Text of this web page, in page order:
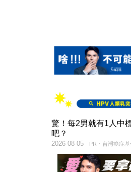
驚！每2男就有1人中
吧？
PR・台灣癌症基
2026-08-05